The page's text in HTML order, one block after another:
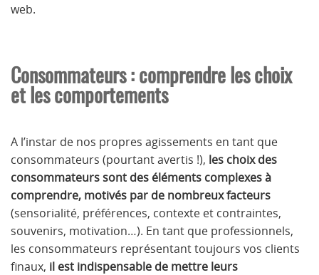
web.
Consommateurs : comprendre les choix
et les comportements
A l’instar de nos propres agissements en tant que
consommateurs (pourtant avertis !), les choix des
consommateurs sont des éléments complexes à
comprendre, motivés par de nombreux facteurs
(sensorialité, préférences, contexte et contraintes,
souvenirs, motivation…). En tant que professionnels,
les consommateurs représentant toujours vos clients
finaux, il est indispensable de mettre leurs